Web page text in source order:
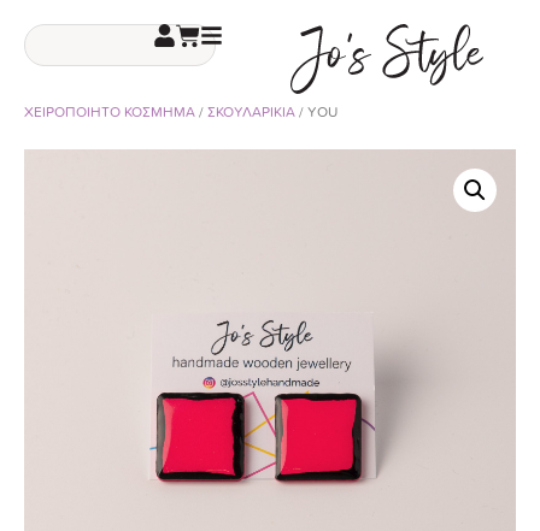
ΧΕΙΡΟΠΟΙΗΤΟ ΚΟΣΜΗΜΑ/ΣΚΟΥΛΑΡΙΚΙΑ/ YOU